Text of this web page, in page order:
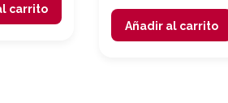
carrito
Añadir al carrito